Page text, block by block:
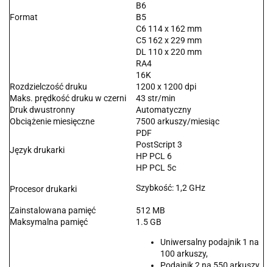
Format
B6
B5
C6 114 x 162 mm
C5 162 x 229 mm
DL 110 x 220 mm
RA4
16K
Rozdzielczość druku
1200 x 1200 dpi
Maks. prędkość druku w czerni
43 str/min
Druk dwustronny
Automatyczny
Obciążenie miesięczne
7500 arkuszy/miesiąc
Język drukarki
PDF
PostScript 3
HP PCL 6
HP PCL 5c
Procesor drukarki Szybkość: 1,2 GHz
Zainstalowana pamięć
512 MB
Maksymalna pamięć
1.5 GB
Uniwersalny podajnik 1 na
100 arkuszy,